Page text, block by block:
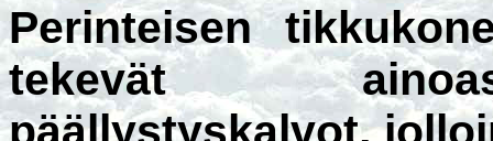
Perinteisen
tekevät
päällystyskalvot,